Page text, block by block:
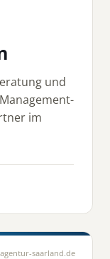
und
im
saarland.de